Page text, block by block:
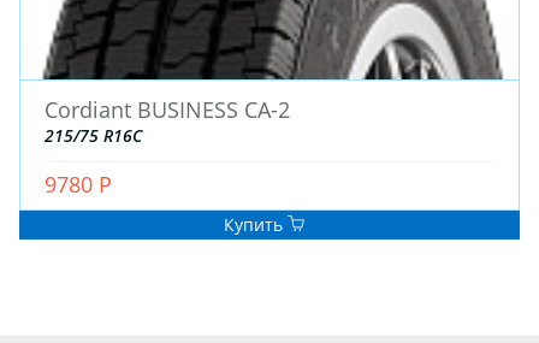
Cordiant BUSINESS CA-2
215/75 R16C
9780 Р
Купить